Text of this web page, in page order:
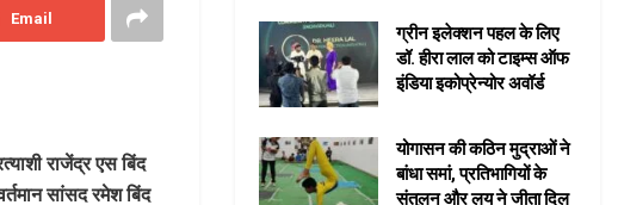
Email
राजेंद्र एस बिंद
सांसद रमेश बिंद
ग्रीन इलेक्शन पहल के लिए
डॉ. हीरा लाल को टाइम्स ऑफ
इंडिया इकोप्रेन्योर अवॉर्ड
योगासन की कठिन मुद्राओं ने
बांधा समां, प्रतिभागियों के
संतुलन और लय ने जीता दिल